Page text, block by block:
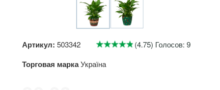
Артикул: 503342 (4.75) Голосов: 9
Торговая маркаУкраїна